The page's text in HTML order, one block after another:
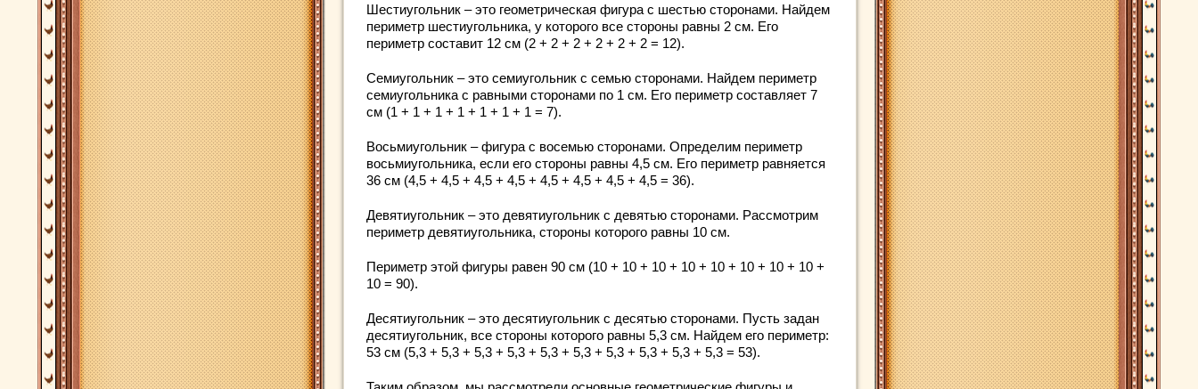
Шестиугольник – это геометрическая фигура с шестью сторонами. Найдем
периметр шестиугольника, у которого все стороны равны 2 см. Его
периметр составит 12 см (2 + 2 + 2 + 2 + 2 + 2 = 12).
Семиугольник – это семиугольник с семью сторонами. Найдем периметр
семиугольника с равными сторонами по 1 см. Его периметр составляет 7
см (1 + 1 + 1 + 1 + 1 + 1 + 1 = 7).
Восьмиугольник – фигура с восемью сторонами. Определим периметр
восьмиугольника, если его стороны равны 4,5 см. Его периметр равняется
36 см (4,5 + 4,5 + 4,5 + 4,5 + 4,5 + 4,5 + 4,5 + 4,5 = 36).
Девятиугольник – это девятиугольник с девятью сторонами. Рассмотрим
периметр девятиугольника, стороны которого равны 10 см.
Периметр этой фигуры равен 90 см (10 + 10 + 10 + 10 + 10 + 10 + 10 + 10 +
10 = 90).
Десятиугольник – это десятиугольник с десятью сторонами. Пусть задан
десятиугольник, все стороны которого равны 5,3 см. Найдем его периметр:
53 см (5,3 + 5,3 + 5,3 + 5,3 + 5,3 + 5,3 + 5,3 + 5,3 + 5,3 + 5,3 = 53).